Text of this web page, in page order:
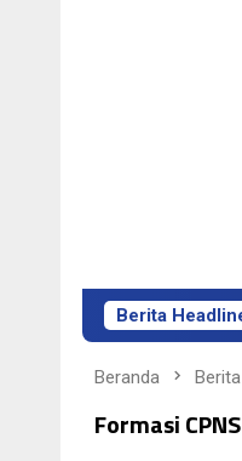
Berita
Beranda
Formasi